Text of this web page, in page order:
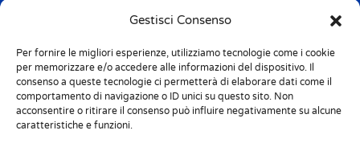
Gestisci Consenso
Per fornire le migliori esperienze, utilizziamo tecnologie come i cookie
per memorizzare e/o accedere alle informazioni del dispositivo. Il
consenso a queste tecnologie ci permetterà di elaborare dati come il
comportamento di navigazione o ID unici su questo sito. Non
acconsentire o ritirare il consenso può influire negativamente su alcune
caratteristiche e funzioni.
Address: Ctra de Girona, km. 101.5
E-17160 Angles (Girona)
Tel. + 34 9 72 42 32 50
Fax + 34 9 72 42 30 50